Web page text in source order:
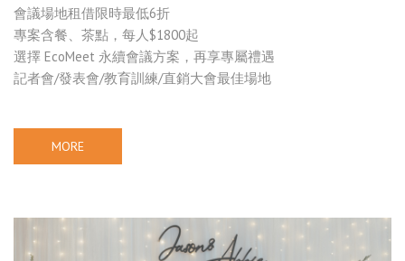
會議場地租借限時最低6折
專案含餐、茶點，每人$1800起
選擇 EcoMeet 永續會議方案，再享專屬禮遇
記者會/發表會/教育訓練/直銷大會最佳場地
MORE